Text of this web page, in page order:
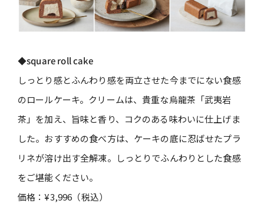
◆square roll cake
しっとり感とふんわり感を両立させた今までにない食感
のロールケーキ。クリームは、貴重な烏龍茶「武夷岩
茶」を加え、旨味と香り、コクのある味わいに仕上げま
した。おすすめの食べ方は、ケーキの底に忍ばせたプラ
リネが溶け出す全解凍。しっとりでふんわりとした食感
をご堪能ください。
価格：¥3,996（税込）